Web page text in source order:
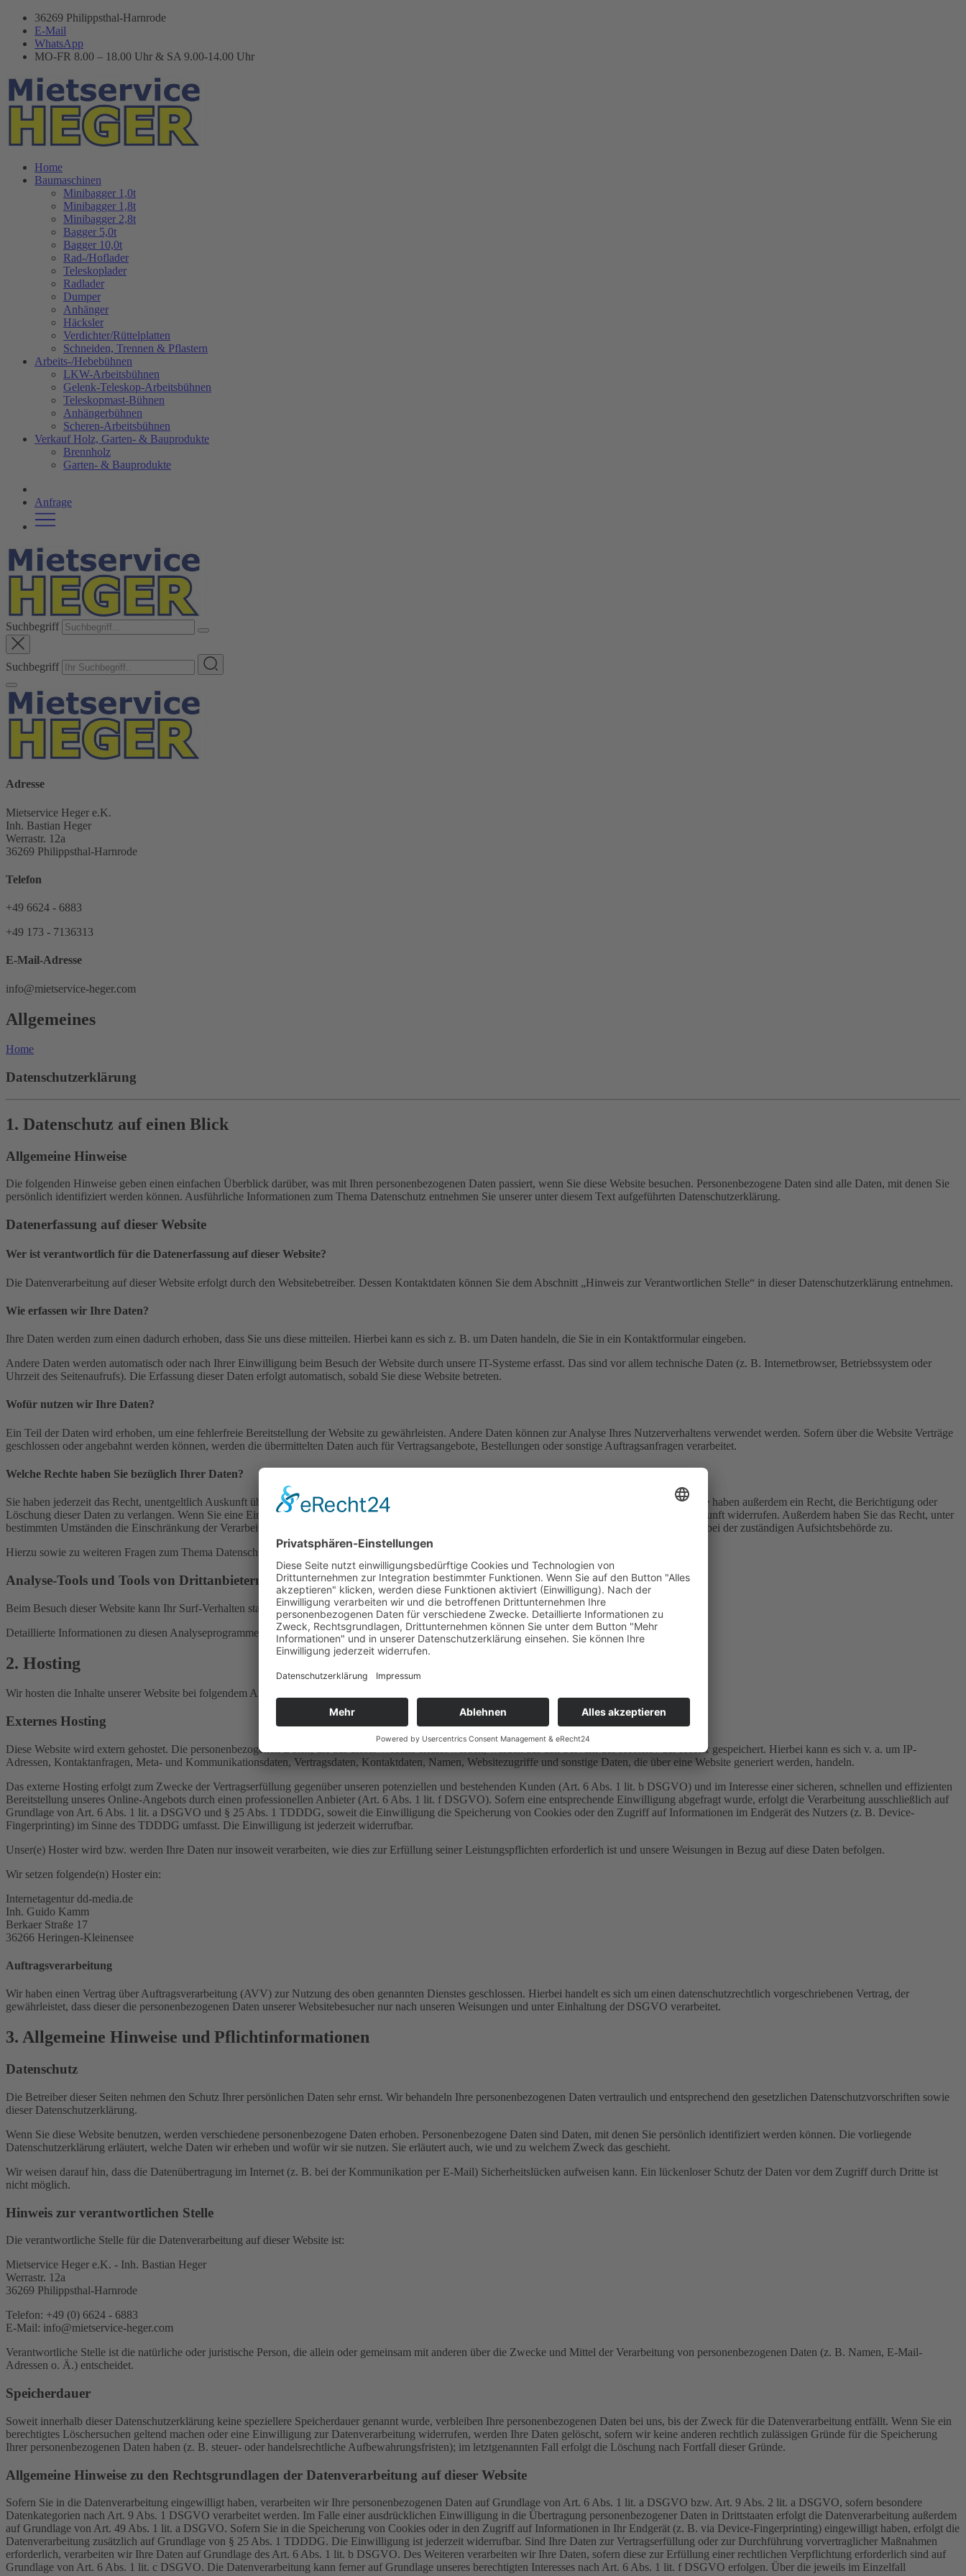
36269 Philippsthal-Harnrode
E-Mail
WhatsApp
MO-FR 8.00 – 18.00 Uhr & SA 9.00-14.00 Uhr
Home
Baumaschinen
Minibagger 1,0t
Minibagger 1,8t
Minibagger 2,8t
Bagger 5,0t
Bagger 10,0t
Rad-/Hoflader
Teleskoplader
Radlader
Dumper
Anhänger
Häcksler
Verdichter/Rüttelplatten
Schneiden, Trennen & Pflastern
Arbeits-/Hebebühnen
LKW-Arbeitsbühnen
Gelenk-Teleskop-Arbeitsbühnen
Teleskopmast-Bühnen
Anhängerbühnen
Scheren-Arbeitsbühnen
Verkauf Holz, Garten- & Bauprodukte
Brennholz
Garten- & Bauprodukte
Anfrage
Suchbegriff
Suchbegriff
Adresse
Mietservice Heger e.K.
Inh. Bastian Heger
Werrastr. 12a
36269 Philippsthal-Harnrode
Telefon
+49 6624 - 6883
+49 173 - 7136313
E-Mail-Adresse
info@mietservice-heger.com
Allgemeines
Home
Datenschutzerklärung
1. Datenschutz auf einen Blick
Allgemeine Hinweise
Die folgenden Hinweise geben einen einfachen Überblick darüber, was mit Ihren personenbezogenen Daten passiert, wenn Sie diese Website besuchen. Personenbezogene Daten sind alle Daten, mit denen Sie
persönlich identifiziert werden können. Ausführliche Informationen zum Thema Datenschutz entnehmen Sie unserer unter diesem Text aufgeführten Datenschutzerklärung.
Datenerfassung auf dieser Website
Wer ist verantwortlich für die Datenerfassung auf dieser Website?
Die Datenverarbeitung auf dieser Website erfolgt durch den Websitebetreiber. Dessen Kontaktdaten können Sie dem Abschnitt „Hinweis zur Verantwortlichen Stelle“ in dieser Datenschutzerklärung entnehmen.
Wie erfassen wir Ihre Daten?
Ihre Daten werden zum einen dadurch erhoben, dass Sie uns diese mitteilen. Hierbei kann es sich z. B. um Daten handeln, die Sie in ein Kontaktformular eingeben.
Andere Daten werden automatisch oder nach Ihrer Einwilligung beim Besuch der Website durch unsere IT-Systeme erfasst. Das sind vor allem technische Daten (z. B. Internetbrowser, Betriebssystem oder
Uhrzeit des Seitenaufrufs). Die Erfassung dieser Daten erfolgt automatisch, sobald Sie diese Website betreten.
Wofür nutzen wir Ihre Daten?
Ein Teil der Daten wird erhoben, um eine fehlerfreie Bereitstellung der Website zu gewährleisten. Andere Daten können zur Analyse Ihres Nutzerverhaltens verwendet werden. Sofern über die Website Verträge
geschlossen oder angebahnt werden können, werden die übermittelten Daten auch für Vertragsangebote, Bestellungen oder sonstige Auftragsanfragen verarbeitet.
Welche Rechte haben Sie bezüglich Ihrer Daten?
Sie haben jederzeit das Recht, unentgeltlich Auskunft über Herkunft, Empfänger und Zweck Ihrer gespeicherten personenbezogenen Daten zu erhalten. Sie haben außerdem ein Recht, die Berichtigung oder
Löschung dieser Daten zu verlangen. Wenn Sie eine Einwilligung zur Datenverarbeitung erteilt haben, können Sie diese Einwilligung jederzeit für die Zukunft widerrufen. Außerdem haben Sie das Recht, unter
bestimmten Umständen die Einschränkung der Verarbeitung Ihrer personenbezogenen Daten zu verlangen. Des Weiteren steht Ihnen ein Beschwerderecht bei der zuständigen Aufsichtsbehörde zu.
Hierzu sowie zu weiteren Fragen zum Thema Datenschutz können Sie sich jederzeit an uns wenden.
Analyse-Tools und Tools von Dritt­anbietern
Beim Besuch dieser Website kann Ihr Surf-Verhalten statistisch ausgewertet werden. Das geschieht vor allem mit sogenannten Analyseprogrammen.
Detaillierte Informationen zu diesen Analyseprogrammen finden Sie in der folgenden Datenschutzerklärung.
2. Hosting
Wir hosten die Inhalte unserer Website bei folgendem Anbieter:
Externes Hosting
Diese Website wird extern gehostet. Die personenbezogenen Daten, die auf dieser Website erfasst werden, werden auf den Servern des Hosters / der Hoster gespeichert. Hierbei kann es sich v. a. um IP-
Adressen, Kontaktanfragen, Meta- und Kommunikationsdaten, Vertragsdaten, Kontaktdaten, Namen, Websitezugriffe und sonstige Daten, die über eine Website generiert werden, handeln.
Das externe Hosting erfolgt zum Zwecke der Vertragserfüllung gegenüber unseren potenziellen und bestehenden Kunden (Art. 6 Abs. 1 lit. b DSGVO) und im Interesse einer sicheren, schnellen und effizienten
Bereitstellung unseres Online-Angebots durch einen professionellen Anbieter (Art. 6 Abs. 1 lit. f DSGVO). Sofern eine entsprechende Einwilligung abgefragt wurde, erfolgt die Verarbeitung ausschließlich auf
Grundlage von Art. 6 Abs. 1 lit. a DSGVO und § 25 Abs. 1 TDDDG, soweit die Einwilligung die Speicherung von Cookies oder den Zugriff auf Informationen im Endgerät des Nutzers (z. B. Device-
Fingerprinting) im Sinne des TDDDG umfasst. Die Einwilligung ist jederzeit widerrufbar.
Unser(e) Hoster wird bzw. werden Ihre Daten nur insoweit verarbeiten, wie dies zur Erfüllung seiner Leistungspflichten erforderlich ist und unsere Weisungen in Bezug auf diese Daten befolgen.
Wir setzen folgende(n) Hoster ein:
Internetagentur dd-media.de
Inh. Guido Kamm
Berkaer Straße 17
36266 Heringen-Kleinensee
Auftragsverarbeitung
Wir haben einen Vertrag über Auftragsverarbeitung (AVV) zur Nutzung des oben genannten Dienstes geschlossen. Hierbei handelt es sich um einen datenschutzrechtlich vorgeschriebenen Vertrag, der
gewährleistet, dass dieser die personenbezogenen Daten unserer Websitebesucher nur nach unseren Weisungen und unter Einhaltung der DSGVO verarbeitet.
3. Allgemeine Hinweise und Pflicht­informationen
Datenschutz
Die Betreiber dieser Seiten nehmen den Schutz Ihrer persönlichen Daten sehr ernst. Wir behandeln Ihre personenbezogenen Daten vertraulich und entsprechend den gesetzlichen Datenschutzvorschriften sowie
dieser Datenschutzerklärung.
Wenn Sie diese Website benutzen, werden verschiedene personenbezogene Daten erhoben. Personenbezogene Daten sind Daten, mit denen Sie persönlich identifiziert werden können. Die vorliegende
Datenschutzerklärung erläutert, welche Daten wir erheben und wofür wir sie nutzen. Sie erläutert auch, wie und zu welchem Zweck das geschieht.
Wir weisen darauf hin, dass die Datenübertragung im Internet (z. B. bei der Kommunikation per E-Mail) Sicherheitslücken aufweisen kann. Ein lückenloser Schutz der Daten vor dem Zugriff durch Dritte ist
nicht möglich.
Hinweis zur verantwortlichen Stelle
Die verantwortliche Stelle für die Datenverarbeitung auf dieser Website ist:
Mietservice Heger e.K. - Inh. Bastian Heger
Werrastr. 12a
36269 Philippsthal-Harnrode
Telefon: +49 (0) 6624 - 6883
E-Mail: info@mietservice-heger.com
Verantwortliche Stelle ist die natürliche oder juristische Person, die allein oder gemeinsam mit anderen über die Zwecke und Mittel der Verarbeitung von personenbezogenen Daten (z. B. Namen, E-Mail-
Adressen o. Ä.) entscheidet.
Speicherdauer
Soweit innerhalb dieser Datenschutzerklärung keine speziellere Speicherdauer genannt wurde, verbleiben Ihre personenbezogenen Daten bei uns, bis der Zweck für die Datenverarbeitung entfällt. Wenn Sie ein
berechtigtes Löschersuchen geltend machen oder eine Einwilligung zur Datenverarbeitung widerrufen, werden Ihre Daten gelöscht, sofern wir keine anderen rechtlich zulässigen Gründe für die Speicherung
Ihrer personenbezogenen Daten haben (z. B. steuer- oder handelsrechtliche Aufbewahrungsfristen); im letztgenannten Fall erfolgt die Löschung nach Fortfall dieser Gründe.
Allgemeine Hinweise zu den Rechtsgrundlagen der Datenverarbeitung auf dieser Website
Sofern Sie in die Datenverarbeitung eingewilligt haben, verarbeiten wir Ihre personenbezogenen Daten auf Grundlage von Art. 6 Abs. 1 lit. a DSGVO bzw. Art. 9 Abs. 2 lit. a DSGVO, sofern besondere
Datenkategorien nach Art. 9 Abs. 1 DSGVO verarbeitet werden. Im Falle einer ausdrücklichen Einwilligung in die Übertragung personenbezogener Daten in Drittstaaten erfolgt die Datenverarbeitung außerdem
auf Grundlage von Art. 49 Abs. 1 lit. a DSGVO. Sofern Sie in die Speicherung von Cookies oder in den Zugriff auf Informationen in Ihr Endgerät (z. B. via Device-Fingerprinting) eingewilligt haben, erfolgt die
Datenverarbeitung zusätzlich auf Grundlage von § 25 Abs. 1 TDDDG. Die Einwilligung ist jederzeit widerrufbar. Sind Ihre Daten zur Vertragserfüllung oder zur Durchführung vorvertraglicher Maßnahmen
erforderlich, verarbeiten wir Ihre Daten auf Grundlage des Art. 6 Abs. 1 lit. b DSGVO. Des Weiteren verarbeiten wir Ihre Daten, sofern diese zur Erfüllung einer rechtlichen Verpflichtung erforderlich sind auf
Grundlage von Art. 6 Abs. 1 lit. c DSGVO. Die Datenverarbeitung kann ferner auf Grundlage unseres berechtigten Interesses nach Art. 6 Abs. 1 lit. f DSGVO erfolgen. Über die jeweils im Einzelfall